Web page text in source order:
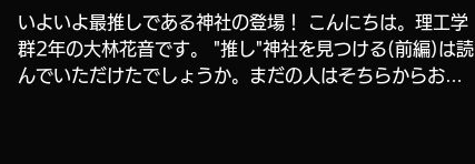
いよいよ最推しである神社の登場！ こんにちは。理工学
群2年の大林花音です。 "推し"神社を見つける(前編)は読
んでいただけたでしょうか。まだの人はそちらからお読